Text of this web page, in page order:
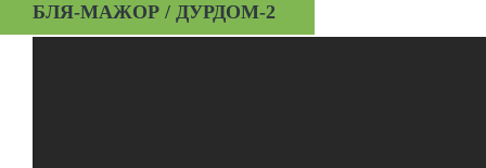
БЛЯ-МАЖОР / ДУРДОМ-2